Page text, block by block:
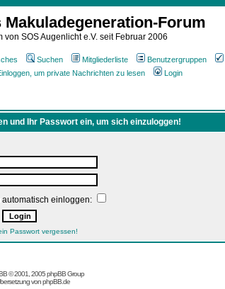
Makuladegeneration-Forum
von SOS Augenlicht e.V. seit Februar 2006
Suchen Mitgliederliste Benutzergruppen
um private Nachrichten zu lesen Login
und Ihr Passwort ein, um sich einzuloggen!
automatisch einloggen:
Passwort vergessen!
© 2001, 2005 phpBB Group
vonphpBB.de